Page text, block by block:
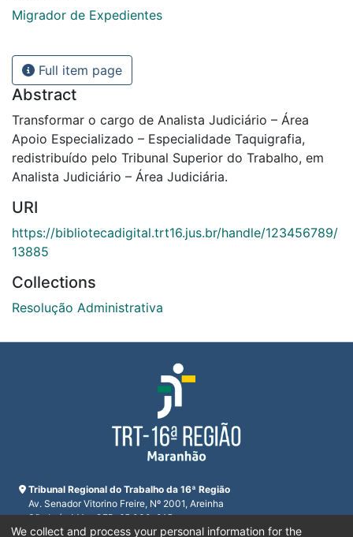
Migrador de Expedientes
Full item page
Abstract
Transformar o cargo de Analista Judiciário – Área
Apoio Especializado – Especialidade Taquigrafia,
redistribuído pelo Tribunal Superior do Trabalho, em
Analista Judiciário – Área Judiciária.
URI
https://bibliotecadigital.trt16.jus.br/handle/123456789/
13885
Collections
Resolução Administrativa
Tribunal Regional do Trabalho da 16ª Região
Av. Senador Vitorino Freire, Nº 2001, Areinha
São Luís, MA - CEP: 65.030-015
CNPJ 23.608.631/0001-93
We collect and process your personal information for the